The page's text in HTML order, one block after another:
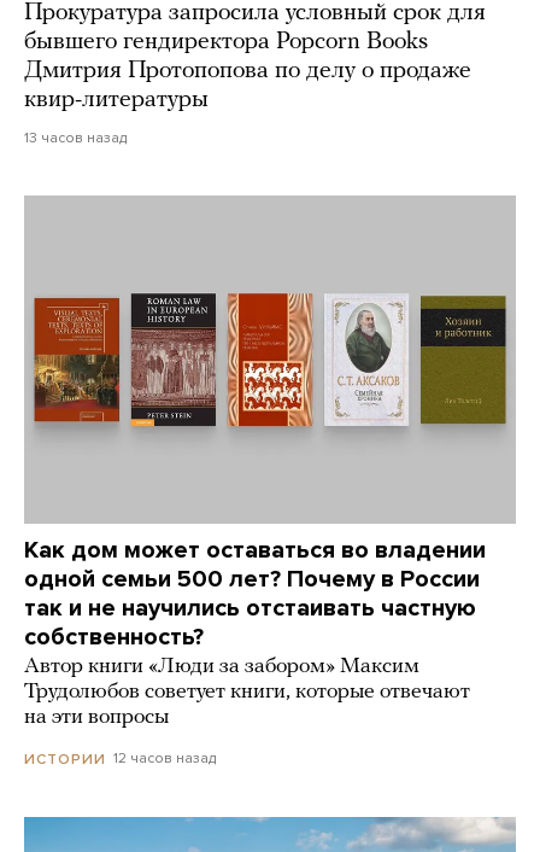
Прокуратура запросила условный срок для
бывшего гендиректора Popcorn Books
Дмитрия Протопопова по делу о продаже
квир-литературы
13 часов назад
Как дом может оставаться во владении
одной семьи 500 лет? Почему в России
так и не научились отстаивать частную
собственность?
Автор книги «Люди за забором» Максим
Трудолюбов советует книги, которые отвечают
на эти вопросы
ИСТОРИИ 12 часов назад